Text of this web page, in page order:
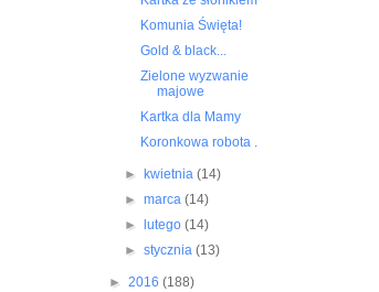
Komunia Święta!
Gold & black...
Zielone wyzwanie
majowe
Kartka dla Mamy
Koronkowa robota .
► kwietnia (14)
► marca (14)
►
lutego (14)
► stycznia (13)
► 2016 (188)